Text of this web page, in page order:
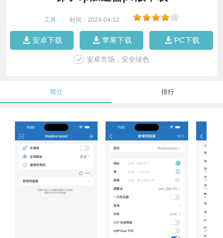
工具 时间：2024-04-12
安卓下载 苹果下载 PC下载
安卓市场，安全绿色
简介 排行